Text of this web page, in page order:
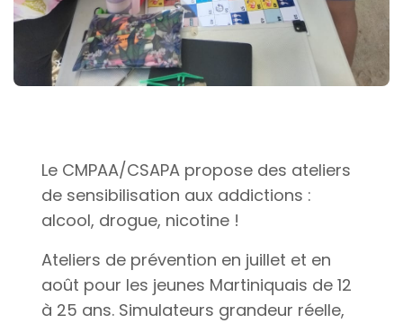
Le CMPAA/CSAPA propose des ateliers
de sensibilisation aux addictions :
alcool, drogue, nicotine !
Ateliers de prévention en juillet et en
août pour les jeunes Martiniquais de 12
à 25 ans. Simulateurs grandeur réelle,